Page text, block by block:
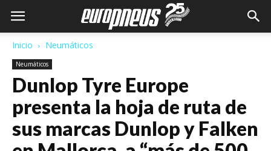
Inicio Neumáticos
Neumáticos
Dunlop Tyre Europe
presenta la hoja de ruta de
sus marcas Dunlop y Falken